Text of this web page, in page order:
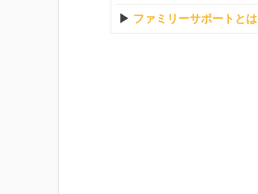
ファミリーサポートと